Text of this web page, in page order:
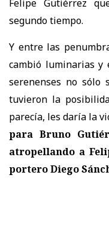
Felipe Gutiérrez
segundo tiempo.
Y entre las
cambió luminarias y
serenenses no sólo
tuvieron la
parecía, les daría la
para Bruno
atropellando a
portero Diego